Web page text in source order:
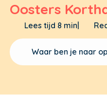
Oosters
Lees tijd 8 min|